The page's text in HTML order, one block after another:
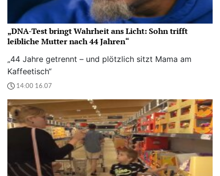
„DNA-Test bringt Wahrheit ans Licht: Sohn trifft
leibliche Mutter nach 44 Jahren“
„44 Jahre getrennt – und plötzlich sitzt Mama am
Kaffeetisch“
14:00 16.07